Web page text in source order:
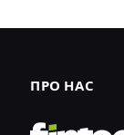
ПРО НАС